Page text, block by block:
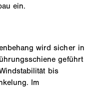
ein.
wird sicher in
geführt
bis
Im